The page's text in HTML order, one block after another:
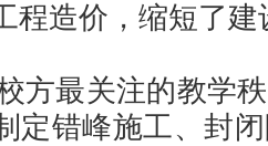
程造价，缩短了建
方最关注的教学
定错峰施工、封